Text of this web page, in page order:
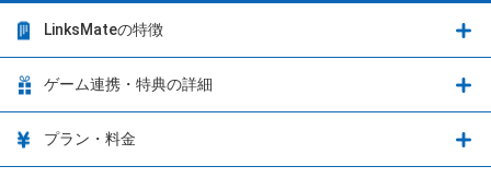
LinksMateの特徴
LinksMateの特徴
音声通話料金がもっとオトクに
ゲーム連携・特典の詳細
ゲーム連携・特典の詳細
プラン・料金